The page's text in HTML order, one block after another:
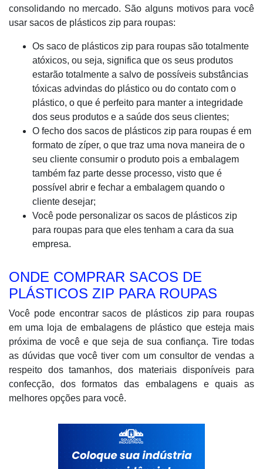
consolidando no mercado. São alguns motivos para você
usar sacos de plásticos zip para roupas:
Os saco de plásticos zip para roupas são totalmente
atóxicos, ou seja, significa que os seus produtos
estarão totalmente a salvo de possíveis substâncias
tóxicas advindas do plástico ou do contato com o
plástico, o que é perfeito para manter a integridade
dos seus produtos e a saúde dos seus clientes;
O fecho dos sacos de plásticos zip para roupas é em
formato de zíper, o que traz uma nova maneira de o
seu cliente consumir o produto pois a embalagem
também faz parte desse processo, visto que é
possível abrir e fechar a embalagem quando o
cliente desejar;
Você pode personalizar os sacos de plásticos zip
para roupas para que eles tenham a cara da sua
empresa.
ONDE COMPRAR SACOS DE
PLÁSTICOS ZIP PARA ROUPAS
Você pode encontrar sacos de plásticos zip para roupas
em uma loja de embalagens de plástico que esteja mais
próxima de você e que seja de sua confiança. Tire todas
as dúvidas que você tiver com um consultor de vendas a
respeito dos tamanhos, dos materiais disponíveis para
confecção, dos formatos das embalagens e quais as
melhores opções para você.